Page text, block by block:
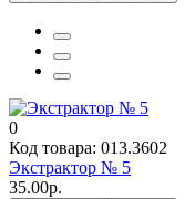
0
Код товара: 013.3602
Экстрактор № 5
35.00р.